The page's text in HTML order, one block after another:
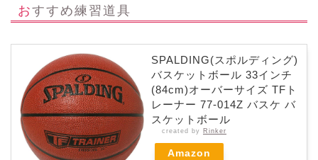
おすすめ練習道具
SPALDING(スポルディング)
バスケットボール 33インチ
(84cm)オーバーサイズ TFト
レーナー 77-014Z バスケ バ
スケットボール
created by Rinker
Amazon